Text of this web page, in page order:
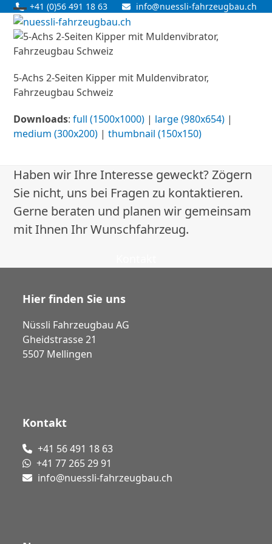
Skip
content
+41 (0)56 491 18 63 info@nuessli-fahrzeugbau.ch
Open
mobile
Close
mobile
5-Achs 2-Seiten Kipper mit Muldenvibrator,
Fahrzeugbau Schweiz
Downloads:full (1500x1000) | large (980x654) |
medium (300x200) |thumbnail (150x150)
Haben wir Ihre Interesse geweckt? Zögern
Sie nicht, uns bei Fragen zu kontaktieren.
Gerne beraten und planen wir gemeinsam
mit Ihnen Ihr Wunschfahrzeug.
Hier finden Sie uns
Nüssli Fahrzeugbau AG
Gheidstrasse 21
5507 Mellingen
Kontakt
+41 56 491 18 63
+41 77 265 29 91
info@nuessli-fahrzeugbau.ch